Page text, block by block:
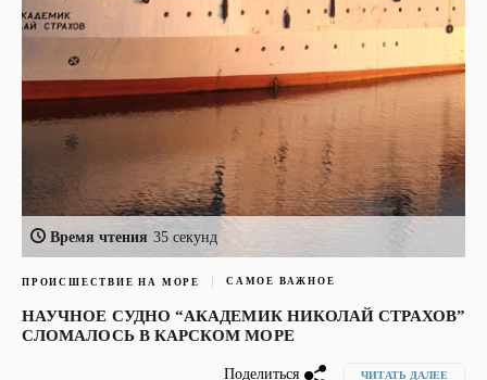
Время чтения 35 секунд
ПРОИСШЕСТВИЕ НА МОРЕ САМОЕ ВАЖНОЕ
НАУЧНОЕ СУДНО “АКАДЕМИК НИКОЛАЙ СТРАХОВ”
СЛОМАЛОСЬ В КАРСКОМ МОРЕ
Поделиться ЧИТАТЬ ДАЛЕЕ